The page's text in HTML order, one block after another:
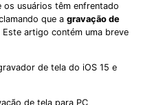
usuários têm enfrentado
que a gravação de
Este artigo contém uma breve
de tela do iOS 15 e
de tela para PC